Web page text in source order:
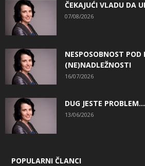
ČEKAJUĆI VLADU DA
07/08/2026
NESPOSOBNOST POD
(NE)NADLEŽNOSTI
16/07/2026
DUG JESTE PROBLEM…
13/06/2026
POPULARNI ČLANCI